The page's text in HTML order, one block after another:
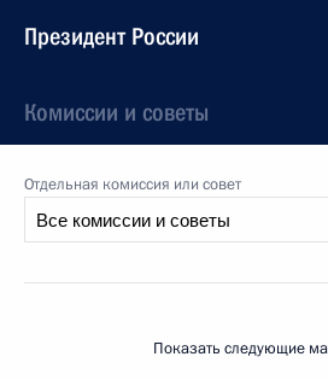
Президент России
Комиссии и советы
Отдельная комиссия или совет
Показать следующие